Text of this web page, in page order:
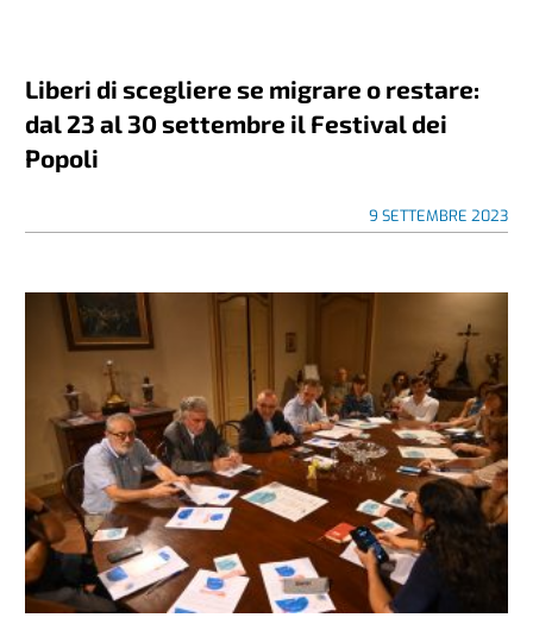
Liberi di scegliere se migrare o restare:
dal 23 al 30 settembre il Festival dei
Popoli
9 SETTEMBRE 2023